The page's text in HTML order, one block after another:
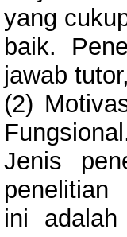
yang
baik.
jawab tutor,
(2)
Jenis
penelitian
ini